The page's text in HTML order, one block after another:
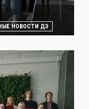
НОВОСТИ ДЭ